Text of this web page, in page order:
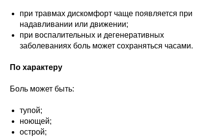
при травмах дискомфорт чаще появляется при
надавливании или движении;
при воспалительных и дегенеративных
заболеваниях боль может сохраняться часами.
По характеру
Боль может быть:
тупой;
ноющей;
острой;